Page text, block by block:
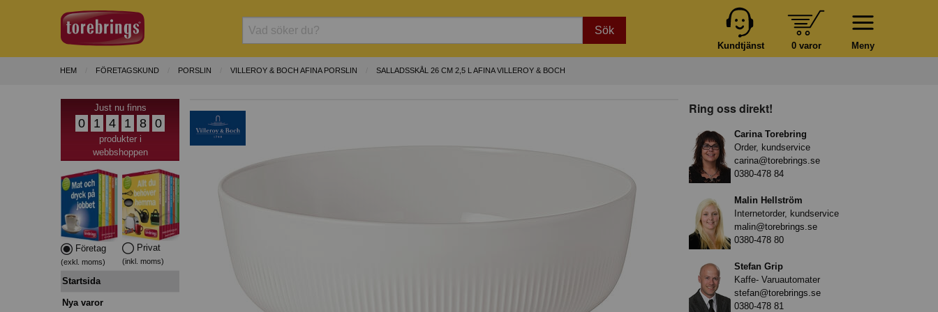
Sök
Meny
0 varor
Kundtjänst
HEM FÖRETAGSKUND PORSLIN VILLEROY & BOCH AFINA PORSLIN SALLADSSKÅL 26 CM 2,5 L AFINA VILLEROY & BOCH
Just nu finns
0 1 4 1 8 0
produkter i
webbshoppen
Företag
(exkl. moms)
Privat
(inkl. moms)
Startsida
Nya varor
Ring oss direkt!
Carina Torebring
Order, kundservice
carina@torebrings.se
0380-478 84
Malin Hellström
Internetorder, kundservice
malin@torebrings.se
0380-478 80
Stefan Grip
Kaffe- Varuautomater
stefan@torebrings.se
0380-478 81